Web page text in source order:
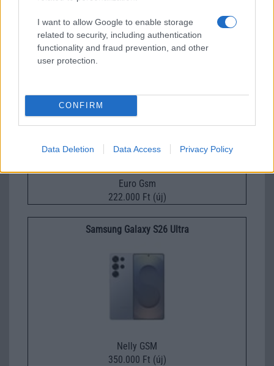
I want to allow Google to enable storage
related to security, including authentication
functionality and fraud prevention, and other
user protection.
CONFIRM
Data Deletion Data Access Privacy Policy
Új és Használt GSM kiemelt ajánlatok
Samsung Galaxy S25
Euro Gsm
222.000 Ft (új)
Samsung Galaxy S26 Ultra
Nelly GSM
350.000 Ft (új)